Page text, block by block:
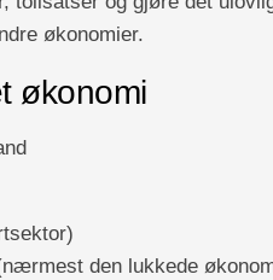
økonomier.
økonomi
den lukkede